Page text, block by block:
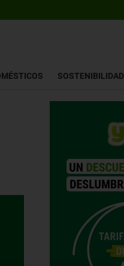
SOSTENIBILIDAD